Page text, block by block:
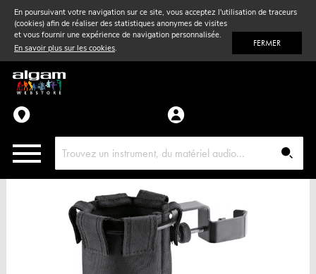
En poursuivant votre navigation sur ce site, vous acceptez l'utilisation de traceurs
(cookies) afin de réaliser des statistiques anonymes de visites
et vous fournir une expérience de navigation personnalisée.
En savoir plus sur les cookies. FERMER
Vent& Violon
Accessoires
Pièces détachées